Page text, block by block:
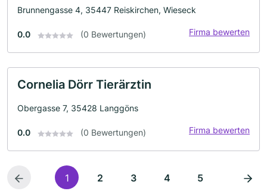
Brunnengasse 4, 35447 Reiskirchen, Wieseck
0.0 (0 Bewertungen) Firma bewerten
Cornelia Dörr Tierärztin
Obergasse 7, 35428 Langgöns
0.0 (0 Bewertungen) Firma bewerten
1 2 3 4 5